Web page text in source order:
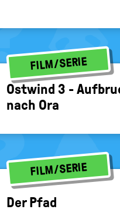
FILM/SERIE
Ost­wind 3 -
nach Ora
FILM/SERIE
Der Pfad